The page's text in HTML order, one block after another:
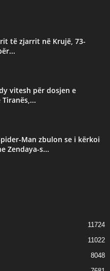
të zjarrit në Krujë, 73-
vitesh për dosjen e
Man zbulon se i kërkoi
Zendaya-s...
11724
11022
8048